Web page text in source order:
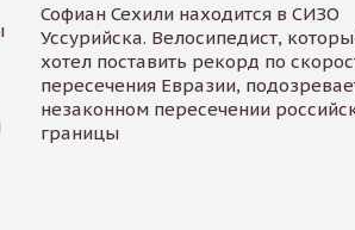
Софиан Сехили находится в СИЗО
Уссурийска. Велосипедист,
хотел поставить рекорд по
пересечения Евразии,
незаконном пересечении
границы